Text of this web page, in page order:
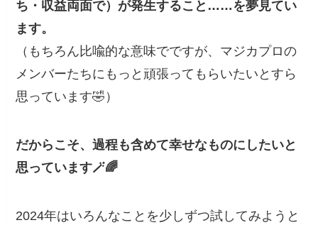
ち・収益両面で）が発生すること……を夢見てい
ます。
（もちろん比喩的な意味でですが、マジカプロの
メンバーたちにもっと頑張ってもらいたいとすら
思っています🤣）
だからこそ、過程も含めて幸せなものにしたいと
思っています🪄🌈
2024年はいろんなことを少しずつ試してみようと